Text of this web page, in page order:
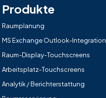
Produkte
Raumplanung
MS Exchange Outlook-Integration
Raum-Display-Touchscreens
Arbeitsplatz-Touchscreens
Analytik / Berichterstattung